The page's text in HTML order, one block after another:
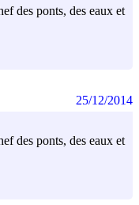
des ponts, des eaux et
des ponts, des eaux et
25/12/2014